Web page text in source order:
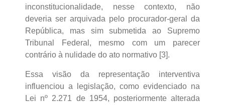
inconstitucionalidade, nesse contexto, não
deveria ser arquivada pelo procurador-geral da
República, mas sim submetida ao Supremo
Tribunal Federal, mesmo com um parecer
contrário à nulidade do ato normativo [3].
Essa visão da representação interventiva
influenciou a legislação, como evidenciado na
Lei nº 2.271 de 1954, posteriormente alterada